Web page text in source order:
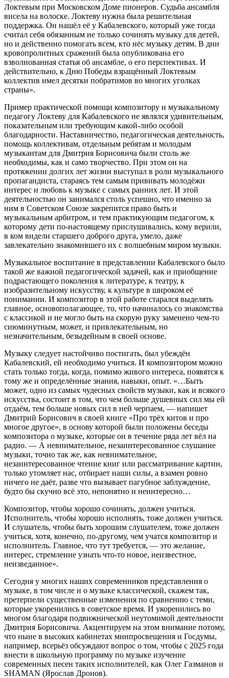
Локтевым при Московском Доме пионеров. Судьба ансамбля
висела на волоске. Локтеву нужна была решительная
поддержка. Он нашёл её у Кабалевского, который уже тогда
считал себя обязанным не только сочинять музыку для детей,
но и действенно помогать всем, кто нёс музыку детям. В дни
кровопролитных сражений была опубликована его
взволнованная статья об ансамбле, о его перспективах. И
действительно, к Дню Победы взращённый Локтевым
коллектив имел десятки побратимов во многих уголках
страны».
Пример практической помощи композитору и музыкальному
педагогу Локтеву для Кабалевского не являлся удивительным,
показательным или требующим какой-либо особой
благодарности. Наставничество, педагогическая деятельность,
помощь коллективам, отдельным ребятам и молодым
музыкантам для Дмитрия Борисовича были столь же
необходимы, как и само творчество. При этом он на
протяжении долгих лет жизни выступал в роли музыкального
пропагандиста, стараясь тем самым прививать молодёжи
интерес и любовь к музыке с самых ранних лет. И этой
деятельностью он занимался столь успешно, что именно за
ним в Советском Союзе закрепится право быть и
музыкальным арбитром, и тем практикующим педагогом, к
которому дети по-настоящему прислушивались, кому верили,
в ком видели старшего доброго друга, умело, даже
завлекательно знакомившего их с волшебным миром музыки.
Музыкальное воспитание в представлении Кабалевского было
такой же важной педагогической задачей, как и приобщение
подрастающего поколения к литературе, к театру, к
изобразительному искусству, к культуре в широком её
понимании. И композитор в этой работе старался выделять
главное, основополагающее, то, что начиналось со знакомства
с классикой и не могло быть на скорую руку заменено чем-то
сиюминутным, может, и привлекательным, но
незначительным, безыдейным в своей основе.
Музыку следует настойчиво постигать, был убеждён
Кабалевский, ей необходимо учиться. И композитором можно
стать только тогда, когда, помимо живого интереса, появятся к
тому же и определённые знания, навыки, опыт. «…Быть
может, одно из самых чудесных свойств музыки, как и всякого
искусства, состоит в том, что чем больше душевных сил мы ей
отдаём, тем больше новых сил в ней черпаем, — напишет
Дмитрий Борисович в своей книге «Про трёх китов и про
многое другое», в основу которой были положены беседы
композитора о музыке, которые он в течение ряда лет вёл на
радио. — А невнимательное, незаинтересованное слушание
музыки, точно так же, как невнимательное,
незаинтересованное чтение книг или рассматривание картин,
только утомляет нас, отбирает наши силы, а взамен ровно
ничего не даёт, разве что вызывает пагубное заблуждение,
будто бы скучно всё это, непонятно и неинтересно…
Композитор, чтобы хорошо сочинять, должен учиться.
Исполнитель, чтобы хорошо исполнять, тоже должен учиться.
И слушатель, чтобы быть хорошим слушателем, тоже должен
учиться, хотя, конечно, по-другому, чем учатся композитор и
исполнитель. Главное, что тут требуется, — это желание,
интерес, стремление узнать что-то новое, неизвестное,
неизведанное».
Сегодня у многих наших современников представления о
музыке, в том числе и о музыке классической, скажем так,
претерпели существенные изменения по сравнению с теми,
которые укоренились в советское время. И укоренились во
многом благодаря подвижнической неутомимой деятельности
Дмитрия Борисовича. Акцентируем на этом внимание потому,
что ныне в высоких кабинетах минпросвещения и Госдумы,
например, всерьёз обсуждают вопрос о том, чтобы с 2025 года
внести в школьную программу по музыке изучение
современных песен таких исполнителей, как Олег Газманов и
SHAMAN (Ярослав Дронов).